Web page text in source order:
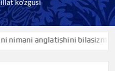
anglatishini bilasizmi